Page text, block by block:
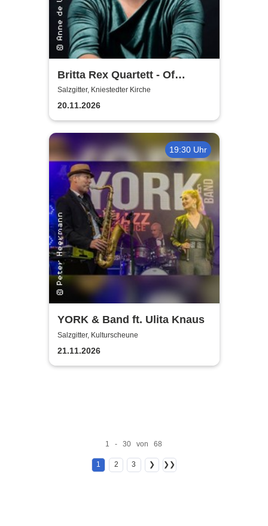
Britta Rex Quartett - Of
Witches, Queens & Heroines
Salzgitter, Kniestedter Kirche
20.11.2026
19:30 Uhr
YORK & Band ft. Ulita Knaus
Salzgitter, Kulturscheune
21.11.2026
1 - 30 von 68
1 2 3 ❯ ❯❯